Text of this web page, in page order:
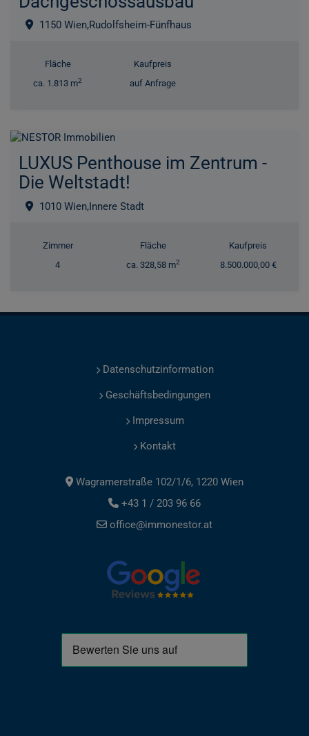
1150 Wien,Rudolfsheim-Fünfhaus
Fläche
ca. 1.813 m2
Kaufpreis
auf Anfrage
LUXUS Penthouse im Zentrum -
Die Weltstadt!
1010 Wien,Innere Stadt
Zimmer
4
Fläche
ca. 328,58 m2
Kaufpreis
8.500.000,00 €
Datenschutzinformation
Geschäftsbedingungen
Impressum
Kontakt
Wagramerstraße 102/1/6, 1220 Wien
+43 1 / 203 96 66
office@immonestor.at